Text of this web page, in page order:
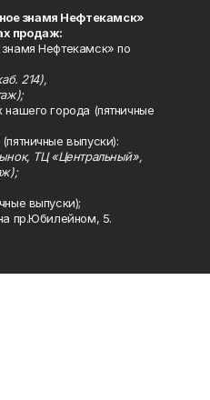
знамя Нефтекамск»
продаж:
Нефтекамск» по
214),
нашего города (пятничные
выпуски):
ТЦ «Центральный»,
выпуски);
пр.Юбилейном, 5.